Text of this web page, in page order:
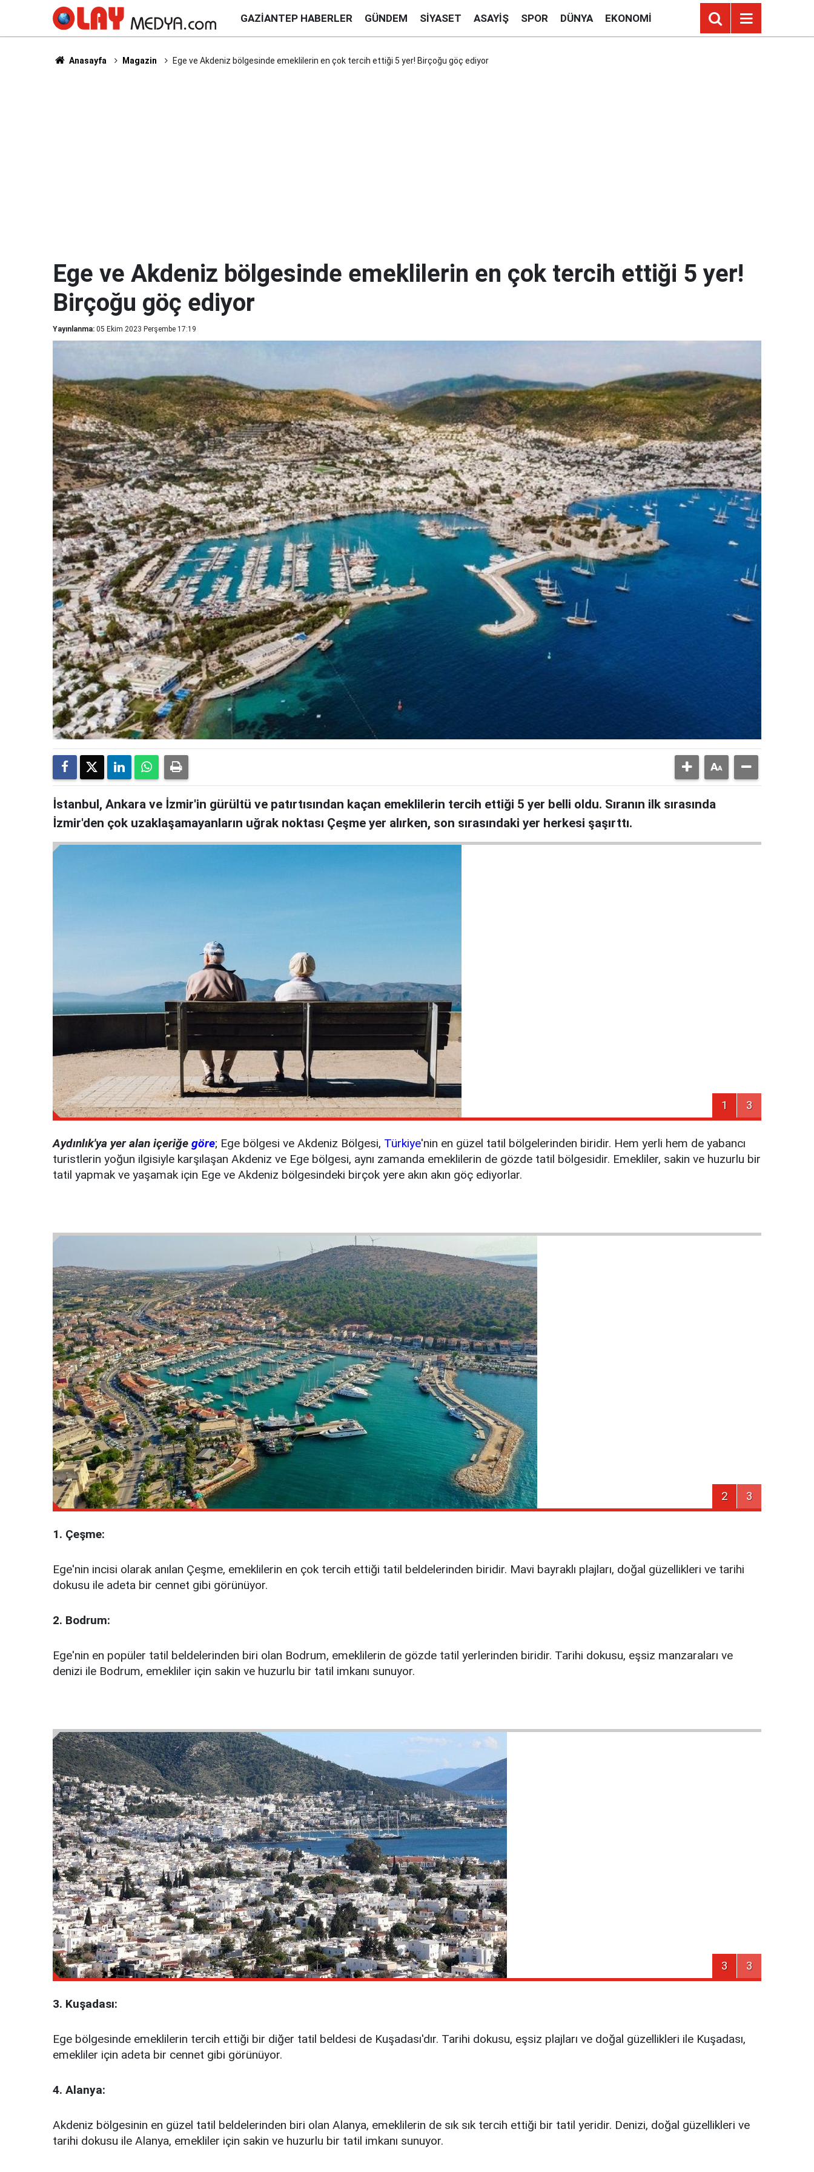
GAZIANTEP HABERLER GÜNDEM SIYASET ASAYIŞ SPOR DÜNYA EKONOMI
Anasayfa Magazin Ege ve Akdeniz bölgesinde emeklilerin en çok tercih ettiği 5 yer! Birçoğu göç ediyor
Ege ve Akdeniz bölgesinde emeklilerin en çok tercih ettiği 5 yer!
Birçoğu göç ediyor
Yayınlanma: 05 Ekim 2023 Perşembe 17:19
İstanbul, Ankara ve İzmir'in gürültü ve patırtısından kaçan emeklilerin tercih ettiği 5 yer belli oldu. Sıranın ilk sırasında
İzmir'den çok uzaklaşamayanların uğrak noktası Çeşme yer alırken, son sırasındaki yer herkesi şaşırttı.
1 3
Aydınlık'ya yer alan içeriğe göre; Ege bölgesi ve Akdeniz Bölgesi, Türkiye'nin en güzel tatil bölgelerinden biridir. Hem yerli hem de yabancı
turistlerin yoğun ilgisiyle karşılaşan Akdeniz ve Ege bölgesi, aynı zamanda emeklilerin de gözde tatil bölgesidir. Emekliler, sakin ve huzurlu bir
tatil yapmak ve yaşamak için Ege ve Akdeniz bölgesindeki birçok yere akın akın göç ediyorlar.
2 3
1. Çeşme:
Ege'nin incisi olarak anılan Çeşme, emeklilerin en çok tercih ettiği tatil beldelerinden biridir. Mavi bayraklı plajları, doğal güzellikleri ve tarihi
dokusu ile adeta bir cennet gibi görünüyor.
2. Bodrum:
Ege'nin en popüler tatil beldelerinden biri olan Bodrum, emeklilerin de gözde tatil yerlerinden biridir. Tarihi dokusu, eşsiz manzaraları ve
denizi ile Bodrum, emekliler için sakin ve huzurlu bir tatil imkanı sunuyor.
3 3
3. Kuşadası:
Ege bölgesinde emeklilerin tercih ettiği bir diğer tatil beldesi de Kuşadası'dır. Tarihi dokusu, eşsiz plajları ve doğal güzellikleri ile Kuşadası,
emekliler için adeta bir cennet gibi görünüyor.
4. Alanya:
Akdeniz bölgesinin en güzel tatil beldelerinden biri olan Alanya, emeklilerin de sık sık tercih ettiği bir tatil yeridir. Denizi, doğal güzellikleri ve
tarihi dokusu ile Alanya, emekliler için sakin ve huzurlu bir tatil imkanı sunuyor.